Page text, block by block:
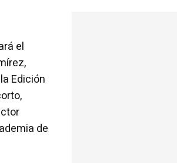
el
Edición
de